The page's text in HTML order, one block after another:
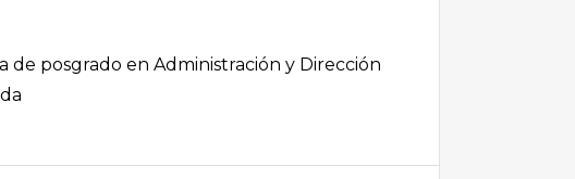
posgrado en Administración y Dirección